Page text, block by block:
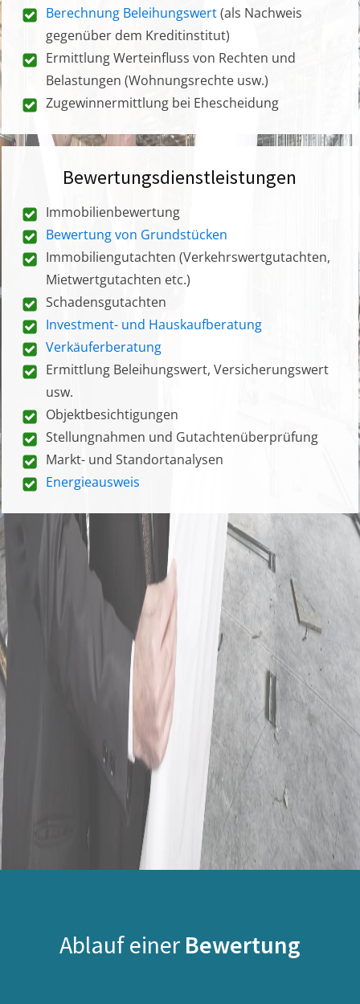
Berechnung Beleihungswert(als Nachweis
gegenüber dem Kreditinstitut)
Ermittlung Werteinfluss von Rechten und
Belastungen (Wohnungsrechte usw.)
Zugewinnermittlung bei Ehescheidung
Bewertungsdienstleistungen
Immobilienbewertung
Bewertung von Grundstücken
Immobiliengutachten (Verkehrswertgutachten,
Mietwertgutachten etc.)
Schadensgutachten
Investment- und Hauskaufberatung
Verkäuferberatung
Ermittlung Beleihungswert, Versicherungswert
usw.
Objektbesichtigungen
Stellungnahmen und Gutachtenüberprüfung
Markt- und Standortanalysen
Energieausweis
Ablauf einer Bewertung